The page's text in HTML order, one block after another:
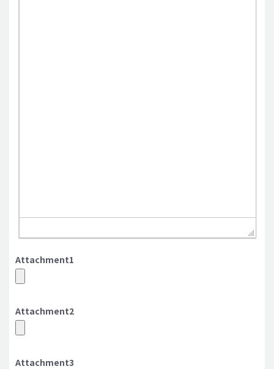
Attachment1
Attachment2
Attachment3